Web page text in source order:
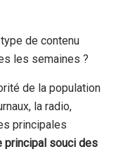
de contenu
les semaines ?
de la population
la radio,
principales
principal souci des